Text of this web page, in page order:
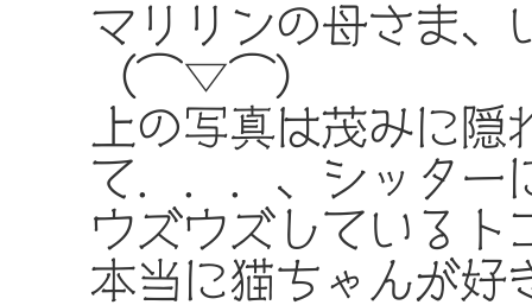
マリリンの母さま、
（⌒▽⌒）
上の写真は茂みに
て．．．、シッター
ウズウズしているト
本当に猫ちゃんが好